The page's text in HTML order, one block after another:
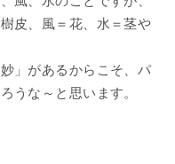
皮、風＝花、水＝茎や
」があるからこそ、パ
うな～と思います。